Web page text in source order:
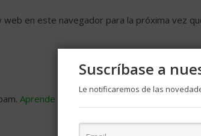
en este navegador para la próxima vez
Aprende cómo se procesan los datos de
Suscríbase a
Le notificaremos de las